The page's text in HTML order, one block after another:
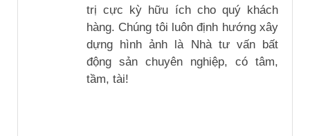
trị cực kỳ hữu ích cho quý khách
hàng. Chúng tôi luôn định hướng xây
dựng hình ảnh là Nhà tư vấn bất
động sản chuyên nghiệp, có tâm,
tầm, tài!